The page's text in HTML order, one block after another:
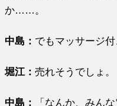
か……。
中島： でもマッサージ
堀江 ：売れそうでしょ。
中島：
「なんか、みん